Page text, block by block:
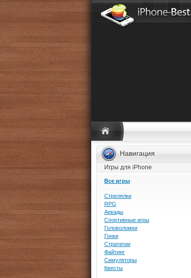
Навигация
Игры для iPhone
Все игры
Стрелялки
RPG
Аркады
Спортивные игры
Головоломки
Гонки
Стратегии
Файтинг
Симуляторы
Квесты